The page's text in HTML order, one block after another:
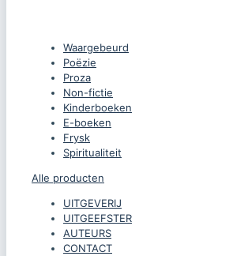
Waargebeurd
Poëzie
Proza
Non-fictie
Kinderboeken
E-boeken
Frysk
Spiritualiteit
Alle producten
UITGEVERIJ
UITGEEFSTER
AUTEURS
CONTACT